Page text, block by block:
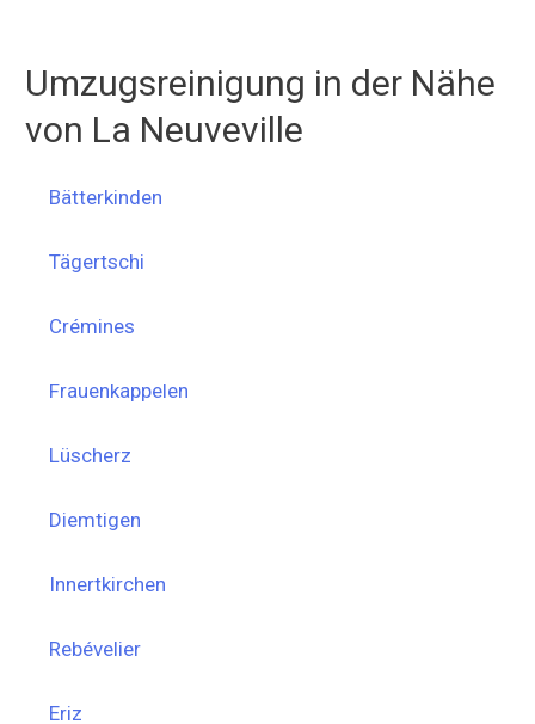
Umzugsreinigung in der Nähe
von La Neuveville
Bätterkinden
Tägertschi
Crémines
Frauenkappelen
Lüscherz
Diemtigen
Innertkirchen
Rebévelier
Eriz